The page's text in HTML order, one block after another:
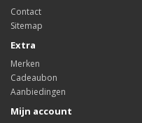
Contact
Sitemap
Extra
Merken
Cadeaubon
Aanbiedingen
Mijn account